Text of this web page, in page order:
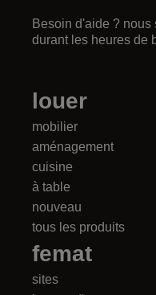
Besoin d'aide ? nous
durant les heures de
louer
mobilier
aménagement
cuisine
à table
nouveau
tous les produits
femat
sites